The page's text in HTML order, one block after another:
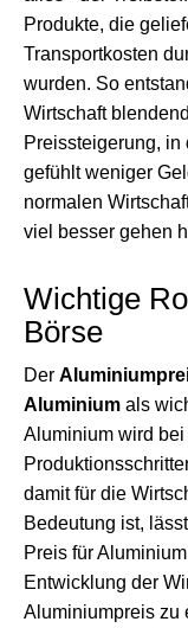
Produkte, die
Transportkosten
wurden. So
Wirtschaft
Preissteigerung,
gefühlt weniger
normalen
viel besser gehen
Wichtige
Börse
Der
Aluminium als
Aluminium wird
damit für die
Bedeutung ist,
Preis für
Entwicklung der
Aluminiumpreis zu